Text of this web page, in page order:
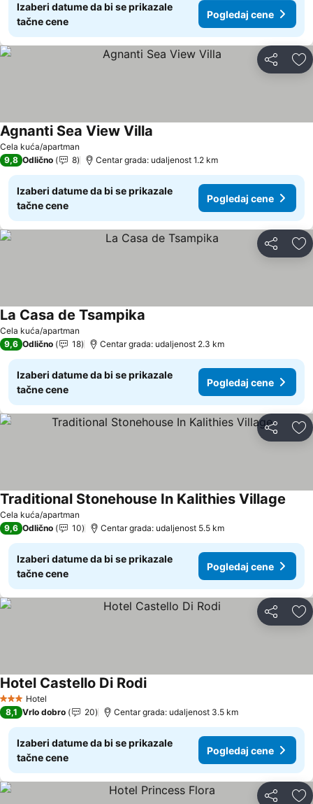
Izaberi datume da bi se prikazale
tačne cene
Pogledaj cene
Deli
Cela kuća/apartman
Agnanti Sea View Villa
9,8 Odlično 8 Centar grada: udaljenost 1.2 km
Izaberi datume da bi se prikazale
tačne cene
Pogledaj cene
Deli
Cela kuća/apartman
La Casa de Tsampika
9,6 Odlično 18 Centar grada: udaljenost 2.3 km
Izaberi datume da bi se prikazale
tačne cene
Pogledaj cene
Deli
Cela kuća/apartman
Traditional Stonehouse In Kalithies Village
9,6 Odlično 10 Centar grada: udaljenost 5.5 km
Izaberi datume da bi se prikazale
tačne cene
Pogledaj cene
Deli
3 Zvezdice
Hotel
Hotel Castello Di RodiPogledaj cene
8,1 Vrlo dobro 20 Centar grada: udaljenost 3.5 km
Izaberi datume da bi se prikazale
tačne cene
Pogledaj cene